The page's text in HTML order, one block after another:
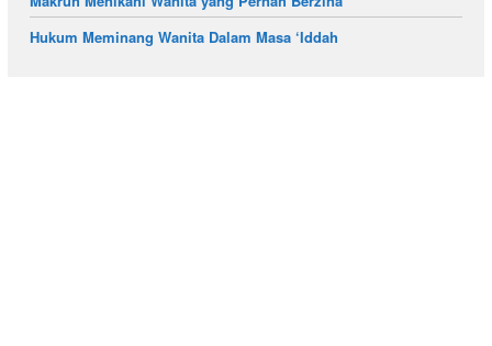
Hukum Meminang Wanita Dalam Masa ‘Iddah